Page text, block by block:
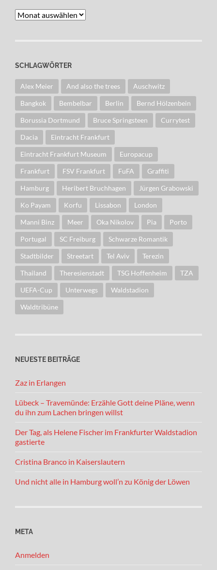
Archiv
SCHLAGWÖRTER
Alex Meier And also the trees Auschwitz
Bangkok Bembelbar Berlin Bernd Hölzenbein
Borussia Dortmund Bruce Springsteen Currytest
Dacia Eintracht Frankfurt
Eintracht Frankfurt Museum Europacup
Frankfurt FSV Frankfurt FuFA Graffiti
Hamburg Heribert Bruchhagen Jürgen Grabowski
Ko Payam Korfu Lissabon London
Manni Binz Meer Oka Nikolov Pia Porto
Portugal SC Freiburg Schwarze Romantik
Stadtbilder Streetart Tel Aviv Terezin
Thailand Theresienstadt TSG Hoffenheim TZA
UEFA-Cup Unterwegs Waldstadion
Waldtribüne
NEUESTE BEITRÄGE
Zaz in Erlangen
Lübeck – Travemünde: Erzähle Gott deine Pläne, wenn
du ihn zum Lachen bringen willst
Der Tag, als Helene Fischer im Frankfurter Waldstadion
gastierte
Cristina Branco in Kaiserslautern
Und nicht alle in Hamburg woll’n zu König der Löwen
META
Anmelden